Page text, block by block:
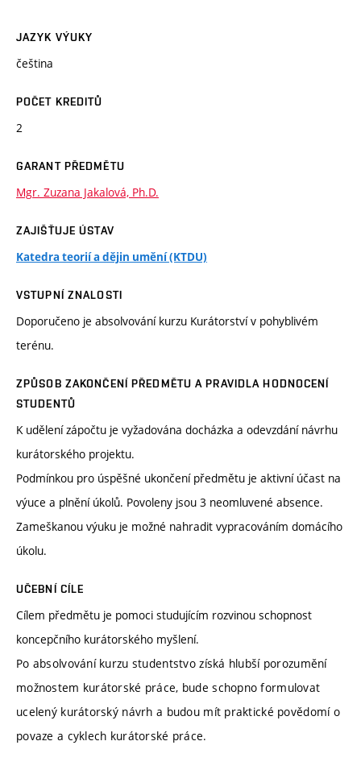
JAZYK VÝUKY
čeština
POČET KREDITŮ
2
GARANT PŘEDMĚTU
Mgr. Zuzana Jakalová, Ph.D.
ZAJIŠŤUJE ÚSTAV
Katedra teorií a dějin umění (KTDU)
VSTUPNÍ ZNALOSTI
Doporučeno je absolvování kurzu Kurátorství v pohyblivém
terénu.
ZPŮSOB ZAKONČENÍ PŘEDMĚTU A PRAVIDLA HODNOCENÍ
STUDENTŮ
K udělení zápočtu je vyžadována docházka a odevzdání návrhu
kurátorského projektu.
Podmínkou pro úspěšné ukončení předmětu je aktivní účast na
výuce a plnění úkolů. Povoleny jsou 3 neomluvené absence.
Zameškanou výuku je možné nahradit vypracováním domácího
úkolu.
UČEBNÍ CÍLE
Cílem předmětu je pomoci studujícím rozvinou schopnost
koncepčního kurátorského myšlení.
Po absolvování kurzu studentstvo získá hlubší porozumění
možnostem kurátorské práce, bude schopno formulovat
ucelený kurátorský návrh a budou mít praktické povědomí o
povaze a cyklech kurátorské práce.